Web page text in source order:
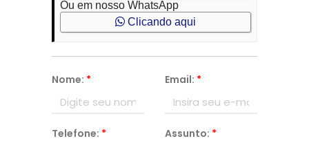
Ou em nosso WhatsApp
Clicando aqui
Nome: * Email: *
Telefone: * Assunto: *